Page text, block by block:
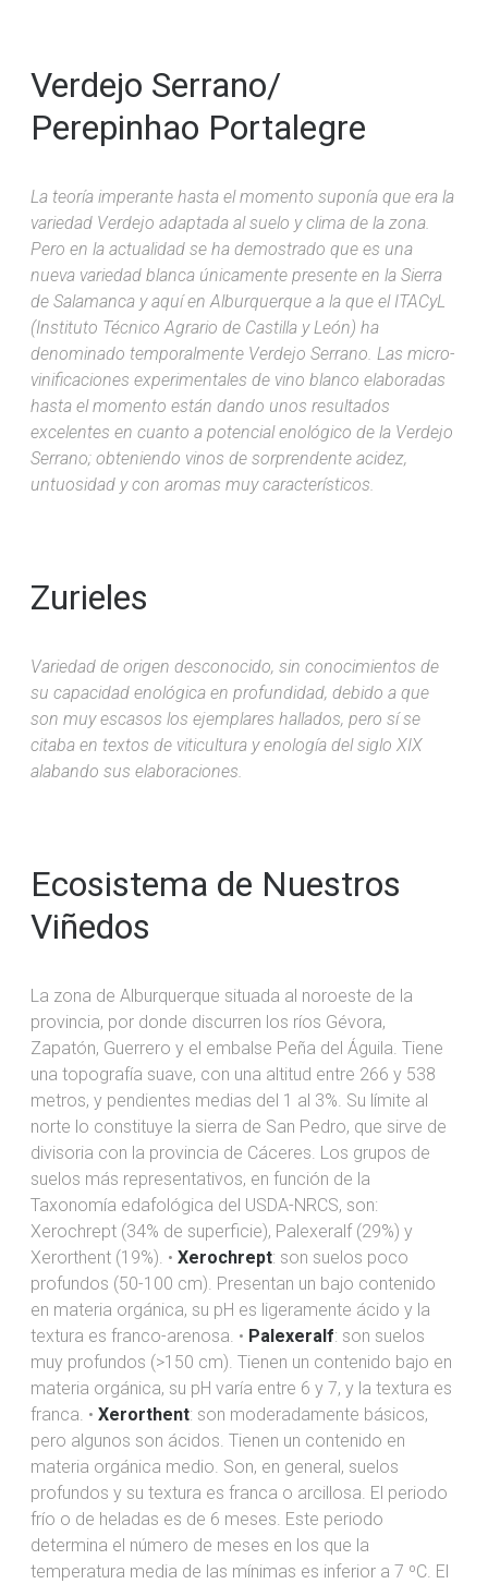
Verdejo Serrano/
Perepinhao Portalegre
La teoría imperante hasta el momento suponía que era la
variedad Verdejo adaptada al suelo y clima de la zona.
Pero en la actualidad se ha demostrado que es una
nueva variedad blanca únicamente presente en la Sierra
de Salamanca y aquí en Alburquerque a la que el ITACyL
(Instituto Técnico Agrario de Castilla y León) ha
denominado temporalmente Verdejo Serrano. Las micro-
vinificaciones experimentales de vino blanco elaboradas
hasta el momento están dando unos resultados
excelentes en cuanto a potencial enológico de la Verdejo
Serrano; obteniendo vinos de sorprendente acidez,
untuosidad y con aromas muy característicos.
Zurieles
Variedad de origen desconocido, sin conocimientos de
su capacidad enológica en profundidad, debido a que
son muy escasos los ejemplares hallados, pero sí se
citaba en textos de viticultura y enología del siglo XIX
alabando sus elaboraciones.
Ecosistema de Nuestros
Viñedos
La zona de Alburquerque situada al noroeste de la
provincia, por donde discurren los ríos Gévora,
Zapatón, Guerrero y el embalse Peña del Águila. Tiene
una topografía suave, con una altitud entre 266 y 538
metros, y pendientes medias del 1 al 3%. Su límite al
norte lo constituye la sierra de San Pedro, que sirve de
divisoria con la provincia de Cáceres. Los grupos de
suelos más representativos, en función de la
Taxonomía edafológica del USDA-NRCS, son:
Xerochrept (34% de superficie), Palexeralf (29%) y
Xerorthent (19%). • Xerochrept: son suelos poco
profundos (50-100 cm). Presentan un bajo contenido
en materia orgánica, su pH es ligeramente ácido y la
textura es franco-arenosa. • Palexeralf: son suelos
muy profundos (>150 cm). Tienen un contenido bajo en
materia orgánica, su pH varía entre 6 y 7, y la textura es
franca. • Xerorthent: son moderadamente básicos,
pero algunos son ácidos. Tienen un contenido en
materia orgánica medio. Son, en general, suelos
profundos y su textura es franca o arcillosa. El periodo
frío o de heladas es de 6 meses. Este periodo
determina el número de meses en los que la
temperatura media de las mínimas es inferior a 7 ºC. El